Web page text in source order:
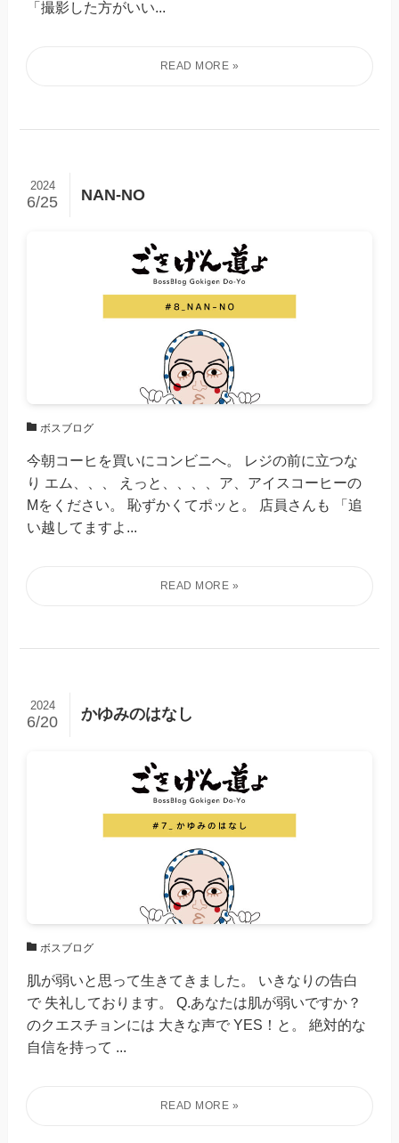
「撮影した方がいい...
NAN-NO
2024
6/25
ボスブログ
今朝コーヒを買いにコンビニへ。 レジの前に立つな
り エム、、、 えっと、、、、ア、アイスコーヒーの
Mをください。 恥ずかくてポッと。 店員さんも 「追
い越してますよ...
かゆみのはなし
2024
6/20
ボスブログ
肌が弱いと思って生きてきました。 いきなりの告白
で 失礼しております。 Q.あなたは肌が弱いですか？
のクエスチョンには 大きな声で YES！と。 絶対的な
自信を持って ...